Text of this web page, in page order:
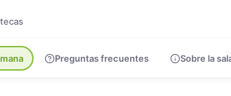
Preguntas frecuentes Sobre la